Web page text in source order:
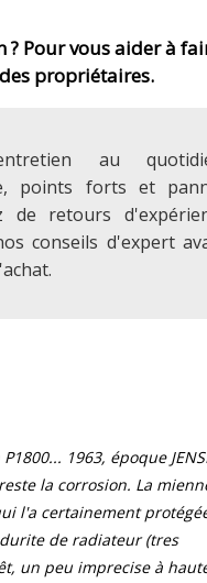
? Pour vous aider à
propriétaires.
au
points forts et
de retours
conseils d'expert
1963, époque
la corrosion. La
l'a certainement
de radiateur (tres
un peu imprecise à